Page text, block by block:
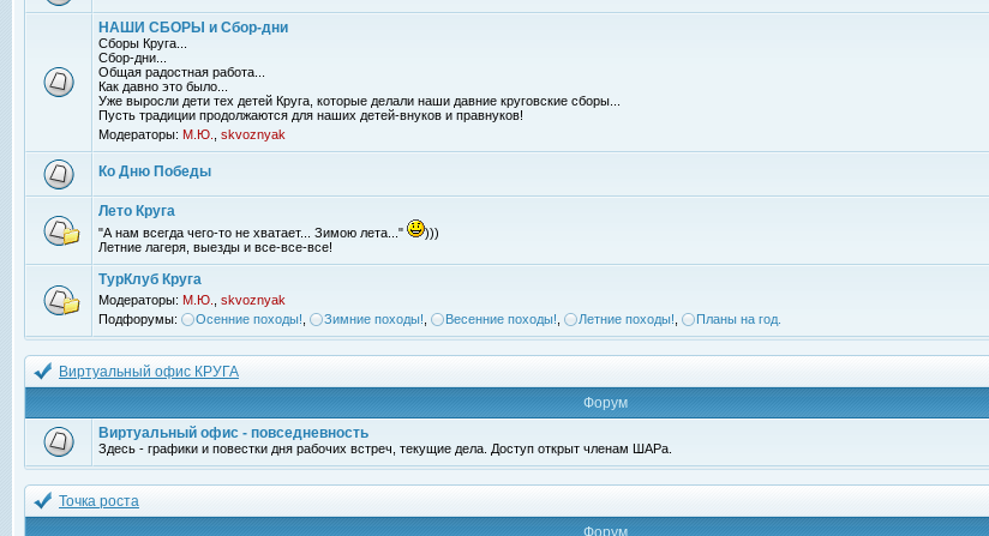
НАШИ СБОРЫ и Сбор-дни
Сборы Круга...
Сбор-дни...
Общая радостная работа...
Как давно это было...
Уже выросли дети тех детей Круга, которые делали наши давние круговские сборы...
Пусть традиции продолжаются для наших детей-внуков и правнуков!
Модераторы: М.Ю. skvoznyak
Ко Дню Победы
Лето Круга
"А нам всегда чего-то не хватает... Зимою лета..."
)))
Летние лагеря, выезды и все-все-все!
ТурКлуб Круга
Модераторы: М.Ю.
skvoznyak
Подфорумы:
Осенние походы! Зимние походы! Весенние походы! Летние походы! Планы на год.
Виртуальный офис КРУГА
Форум
Виртуальный офис - повседневность
Здесь - графики и повестки дня рабочих встреч, текущие дела. Доступ открыт членам ШАРа.
Точка роста
Форум